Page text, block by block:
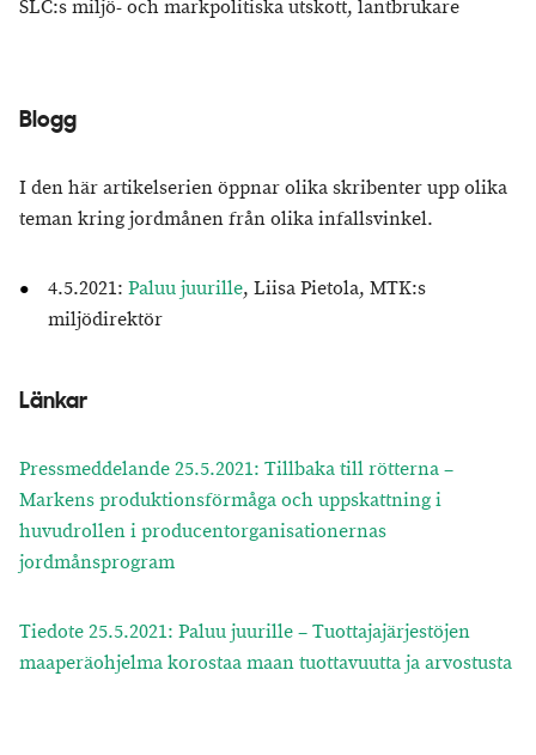
SLC:s miljö- och markpolitiska utskott, lantbrukare
Blogg
I den här artikelserien öppnar olika skribenter upp olika
teman kring jordmånen från olika infallsvinkel.
4.5.2021: Paluu juurille, Liisa Pietola, MTK:s
miljödirektör
Länkar
Pressmeddelande 25.5.2021: Tillbaka till rötterna –
Markens produktionsförmåga och uppskattning i
huvudrollen i producentorganisationernas
jordmånsprogram
Tiedote 25.5.2021: Paluu juurille – Tuottajajärjestöjen
maaperäohjelma korostaa maan tuottavuutta ja arvostusta